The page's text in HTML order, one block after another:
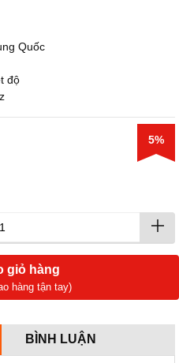
Quốc
độ
5%
giỏ hàng
hàng tận tay)
BÌNH LUẬN